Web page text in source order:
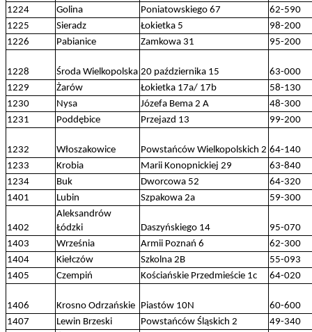
1224
Golina Poniatowskiego 67
62-590
1225
Sieradz Łokietka 5
98-200
1226
Pabianice Zamkowa 31 95-200
1228 Środa Wielkopolska 20 października 15
63-000
1229
Żarów Łokietka 17a/ 17b
58-130
1230
Nysa Józefa Bema 2 A
48-300
1231
Poddębice Przejazd 13 99-200
1232 Włoszakowice Powstańców Wielkopolskich 2 64-140
1233
Krobia Marii Konopnickiej 29
63-840
1234
Buk Dworcowa 52
64-320
1401
Lubin Szpakowa 2a 59-300
1402
Aleksandrów
Łódzki
Daszyńskiego 14
95-070
1403
Września Armii Poznań 6
62-300
1404
Kiełczów Szkolna 2B
55-093
1405
Czempiń Kościańskie Przedmieście 1c 64-020
1406 Krosno Odrzańskie Piastów 10N
60-600
1407
Lewin Brzeski Powstańców Śląskich 2
49-340